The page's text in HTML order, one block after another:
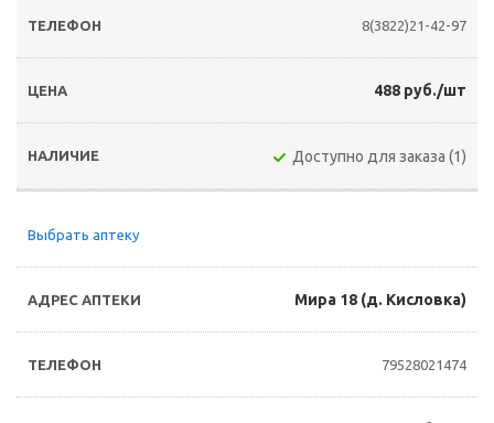
8(3822)21-42-97
488 руб./шт
Доступно для заказа (1)
Выбрать аптеку
Мира 18 (д. Кисловка)
79528021474